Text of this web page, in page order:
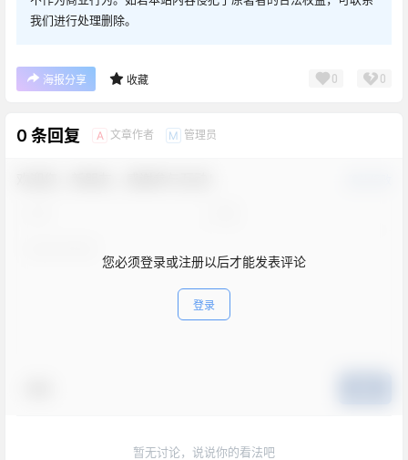
我们进行处理删除。
海报分享 收藏 0 0
0 条回复 A 文章作者 M 管理员
您必须登录或注册以后才能发表评论
登录
暂无讨论，说说你的看法吧